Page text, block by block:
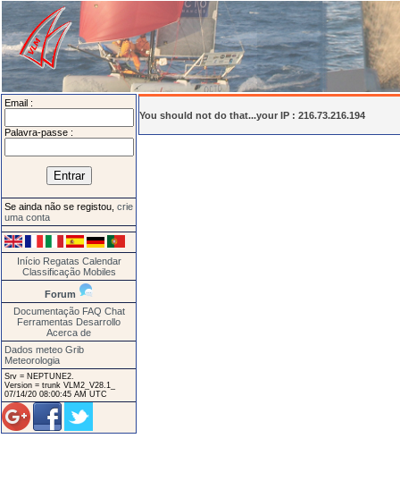
Email :
Palavra-passe :
Se ainda não se registou, crie
uma conta
Início Regatas Calendar
Classificação Mobiles
Forum
Documentação FAQ Chat
Ferramentas Desarrollo
Acerca de
Dados meteo Grib
Meteorologia
Srv = NEPTUNE2.
Version = trunk VLM2_V28.1_
07/14/20 08:00:45 AM UTC
You should not do that...your IP : 216.73.216.194